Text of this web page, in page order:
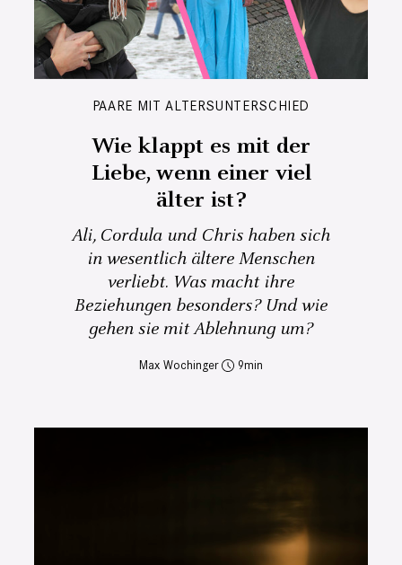
PAARE MIT ALTERSUNTERSCHIED
Wie klappt es mit der
Liebe, wenn einer viel
älter ist?
Ali, Cordula und Chris haben sich
in wesentlich ältere Menschen
verliebt. Was macht ihre
Beziehungen besonders? Und wie
gehen sie mit Ablehnung um?
Max Wochinger 9